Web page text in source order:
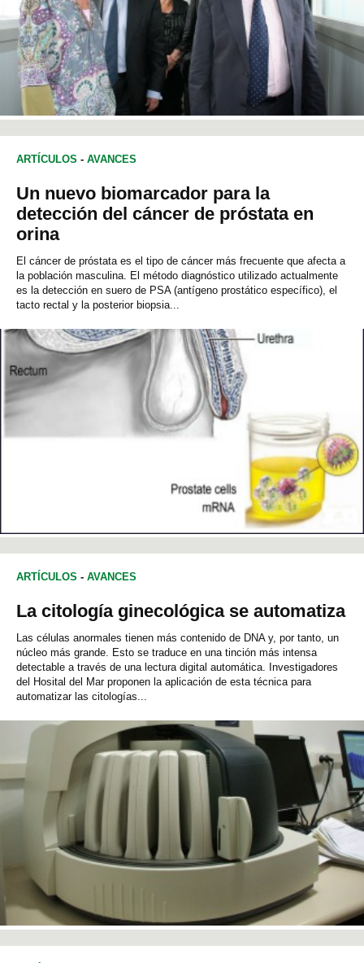
ARTÍCULOS - AVANCES
Un nuevo biomarcador para la
detección del cáncer de próstata en
orina
El cáncer de próstata es el tipo de cáncer más frecuente que afecta a
la población masculina. El método diagnóstico utilizado actualmente
es la detección en suero de PSA (antígeno prostático específico), el
tacto rectal y la posterior biopsia...
ARTÍCULOS - AVANCES
La citología ginecológica se automatiza
Las células anormales tienen más contenido de DNA y, por tanto, un
núcleo más grande. Esto se traduce en una tinción más intensa
detectable a través de una lectura digital automática. Investigadores
del Hosital del Mar proponen la aplicación de esta técnica para
automatizar las citologías...